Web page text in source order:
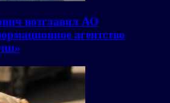
возглавил АО
агентство